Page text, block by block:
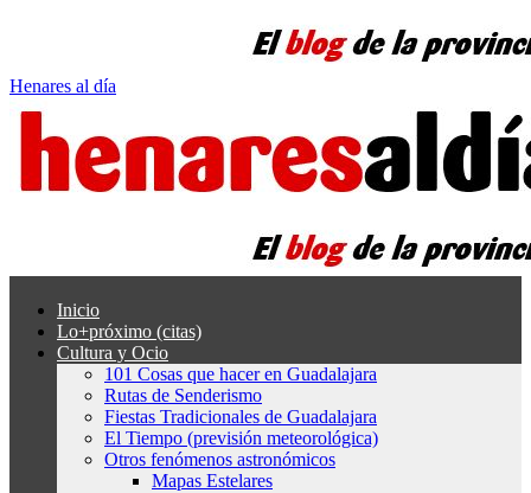
Henares al día
Inicio
Lo+próximo (citas)
Cultura y Ocio
101 Cosas que hacer en Guadalajara
Rutas de Senderismo
Fiestas Tradicionales de Guadalajara
El Tiempo (previsión meteorológica)
Otros fenómenos astronómicos
Mapas Estelares